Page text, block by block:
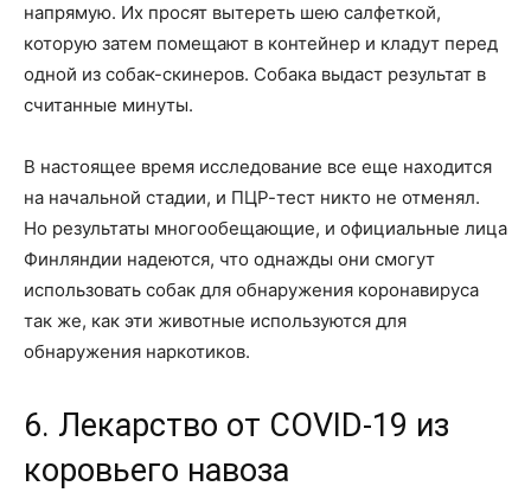
напрямую. Их просят вытереть шею салфеткой,
которую затем помещают в контейнер и кладут перед
одной из собак-скинеров. Собака выдаст результат в
считанные минуты.
В настоящее время исследование все еще находится
на начальной стадии, и ПЦР-тест никто не отменял.
Но результаты многообещающие, и официальные лица
Финляндии надеются, что однажды они смогут
использовать собак для обнаружения коронавируса
так же, как эти животные используются для
обнаружения наркотиков.
6. Лекарство от COVID-19 из
коровьего навоза